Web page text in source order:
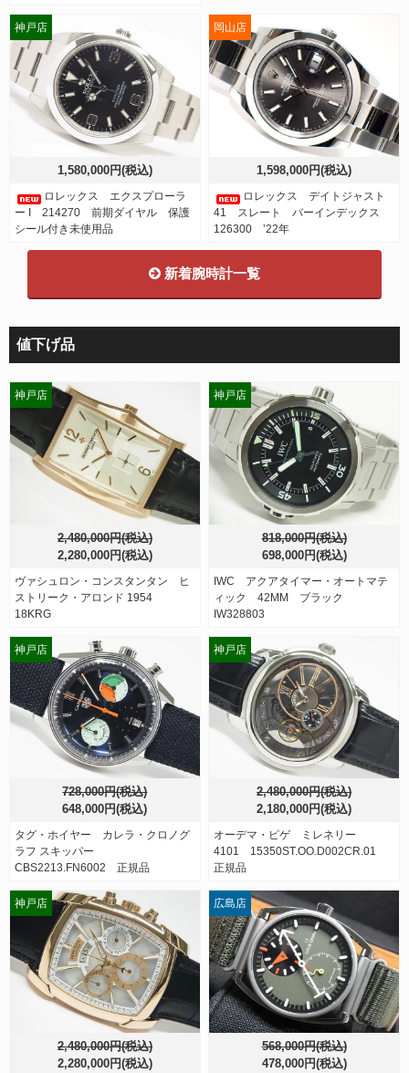
1,580,000円(税込)
ロレックス エクスプローラ
ー I 214270 前期ダイヤル 保護
シール付き未使用品
神戸店
1,598,000円(税込)
ロレックス デイトジャスト
41 スレート バーインデックス
126300 ’22年
岡山店
新着腕時計一覧
値下げ品
2,480,000円(税込)
2,280,000円(税込)
ヴァシュロン・コンスタンタン ヒ
ストリーク・アロンド 1954
18KRG
神戸店
818,000円(税込)
698,000円(税込)
IWC アクアタイマー・オートマテ
ィック 42MM ブラック
IW328803
神戸店
728,000円(税込)
648,000円(税込)
タグ・ホイヤー カレラ・クロノグ
ラフ スキッパー
CBS2213.FN6002 正規品
神戸店
2,480,000円(税込)
2,180,000円(税込)
オーデマ・ピゲ ミレネリー
4101 15350ST.OO.D002CR.01
正規品
神戸店
2,480,000円(税込)
2,280,000円(税込)
神戸店
568,000円(税込)
478,000円(税込)
広島店